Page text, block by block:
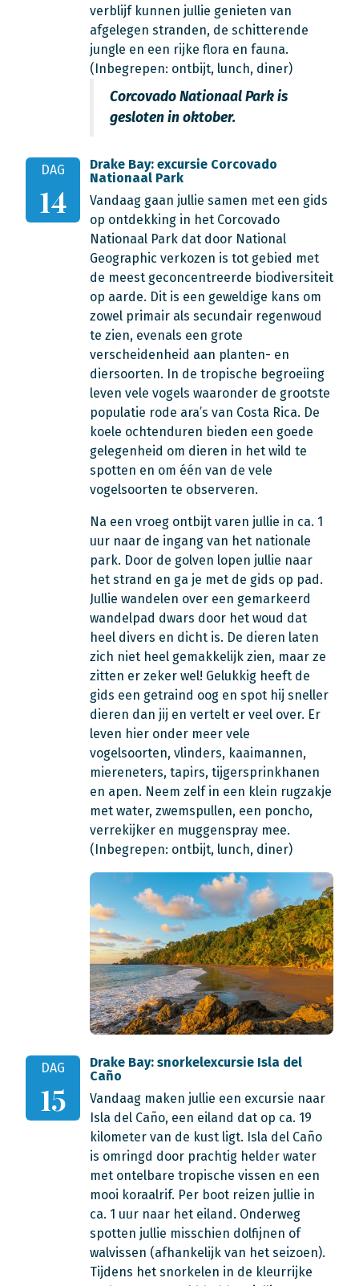
verblijf kunnen jullie genieten van
afgelegen stranden, de schitterende
jungle en een rijke flora en fauna.
(Inbegrepen: ontbijt, lunch, diner)
Corcovado Nationaal Park is
gesloten in oktober.
DAG
14
Drake Bay: excursie Corcovado
Nationaal Park
Vandaag gaan jullie samen met een gids
op ontdekking in het Corcovado
Nationaal Park dat door National
Geographic verkozen is tot gebied met
de meest geconcentreerde biodiversiteit
op aarde. Dit is een geweldige kans om
zowel primair als secundair regenwoud
te zien, evenals een grote
verscheidenheid aan planten- en
diersoorten. In de tropische begroeiing
leven vele vogels waaronder de grootste
populatie rode ara’s van Costa Rica. De
koele ochtenduren bieden een goede
gelegenheid om dieren in het wild te
spotten en om één van de vele
vogelsoorten te observeren.
Na een vroeg ontbijt varen jullie in ca. 1
uur naar de ingang van het nationale
park. Door de golven lopen jullie naar
het strand en ga je met de gids op pad.
Jullie wandelen over een gemarkeerd
wandelpad dwars door het woud dat
heel divers en dicht is. De dieren laten
zich niet heel gemakkelijk zien, maar ze
zitten er zeker wel! Gelukkig heeft de
gids een getraind oog en spot hij sneller
dieren dan jij en vertelt er veel over. Er
leven hier onder meer vele
vogelsoorten, vlinders, kaaimannen,
miereneters, tapirs, tijgersprinkhanen
en apen. Neem zelf in een klein rugzakje
met water, zwemspullen, een poncho,
verrekijker en muggenspray mee.
(Inbegrepen: ontbijt, lunch, diner)
DAG
15
Drake Bay: snorkelexcursie Isla del
Caño
Vandaag maken jullie een excursie naar
Isla del Caño, een eiland dat op ca. 19
kilometer van de kust ligt. Isla del Caño
is omringd door prachtig helder water
met ontelbare tropische vissen en een
mooi koraalrif. Per boot reizen jullie in
ca. 1 uur naar het eiland. Onderweg
spotten jullie misschien dolfijnen of
walvissen (afhankelijk van het seizoen).
Tijdens het snorkelen in de kleurrijke